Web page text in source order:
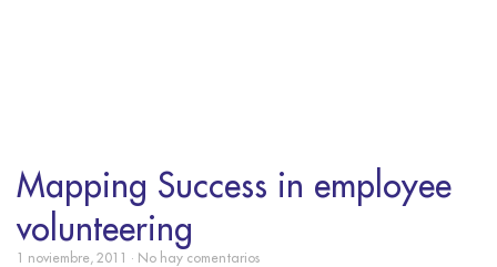
Mapping Success in employee
volunteering
1 noviembre, 2011 No hay comentarios